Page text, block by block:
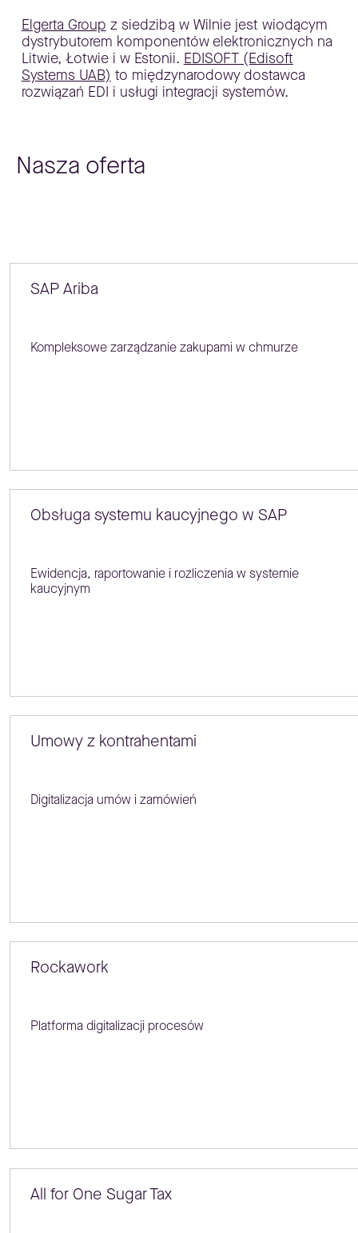
Elgerta Group z siedzibą w Wilnie jest wiodącym
dystrybutorem komponentów elektronicznych na
Litwie, Łotwie i w Estonii. EDISOFT (Edisoft
Systems UAB) to międzynarodowy dostawca
rozwiązań EDI i usługi integracji systemów.
Nasza oferta
SAP Ariba
Kompleksowe zarządzanie zakupami w chmurze
Obsługa systemu kaucyjnego w SAP
Ewidencja, raportowanie i rozliczenia w systemie
kaucyjnym
Umowy z kontrahentami
Digitalizacja umów i zamówień
Rockawork
Platforma digitalizacji procesów
All for One Sugar Tax